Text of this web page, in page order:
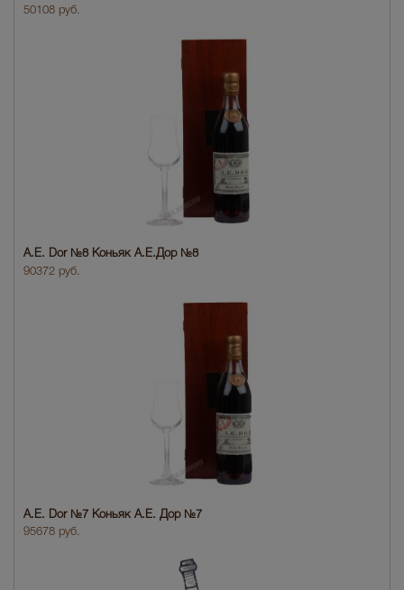
50108 руб.
A.E. Dor №8 Коньяк A.E.Дор №8
90372 руб.
A.E. Dor №7 Коньяк A.E. Дор №7
95678 руб.